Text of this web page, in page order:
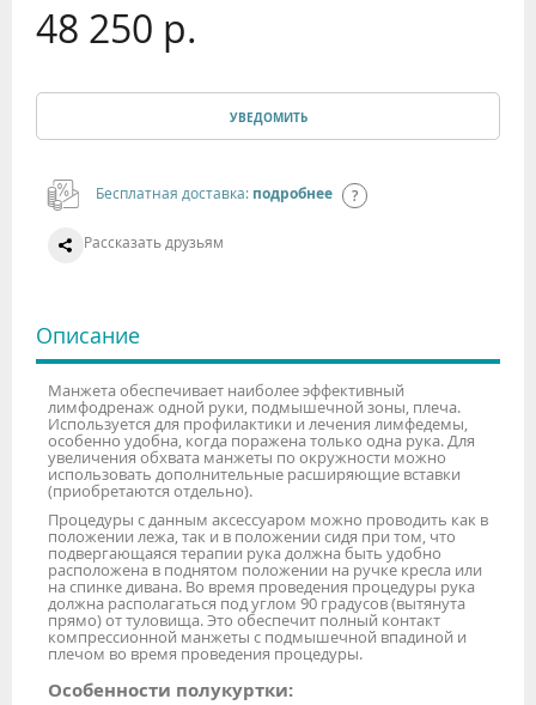
48 250 р.
УВЕДОМИТЬ
Бесплатная доставка: подробнее
Рассказать друзьям
Описание
Манжета обеспечивает наиболее эффективный
лимфодренаж одной руки, подмышечной зоны, плеча.
Используется для профилактики и лечения лимфедемы,
особенно удобна, когда поражена только одна рука. Для
увеличения обхвата манжеты по окружности можно
использовать дополнительные расширяющие вставки
(приобретаются отдельно).
Процедуры с данным аксессуаром можно проводить как в
положении лежа, так и в положении сидя при том, что
подвергающаяся терапии рука должна быть удобно
расположена в поднятом положении на ручке кресла или
на спинке дивана. Во время проведения процедуры рука
должна располагаться под углом 90 градусов (вытянута
прямо) от туловища. Это обеспечит полный контакт
компрессионной манжеты с подмышечной впадиной и
плечом во время проведения процедуры.
Особенности полукуртки: